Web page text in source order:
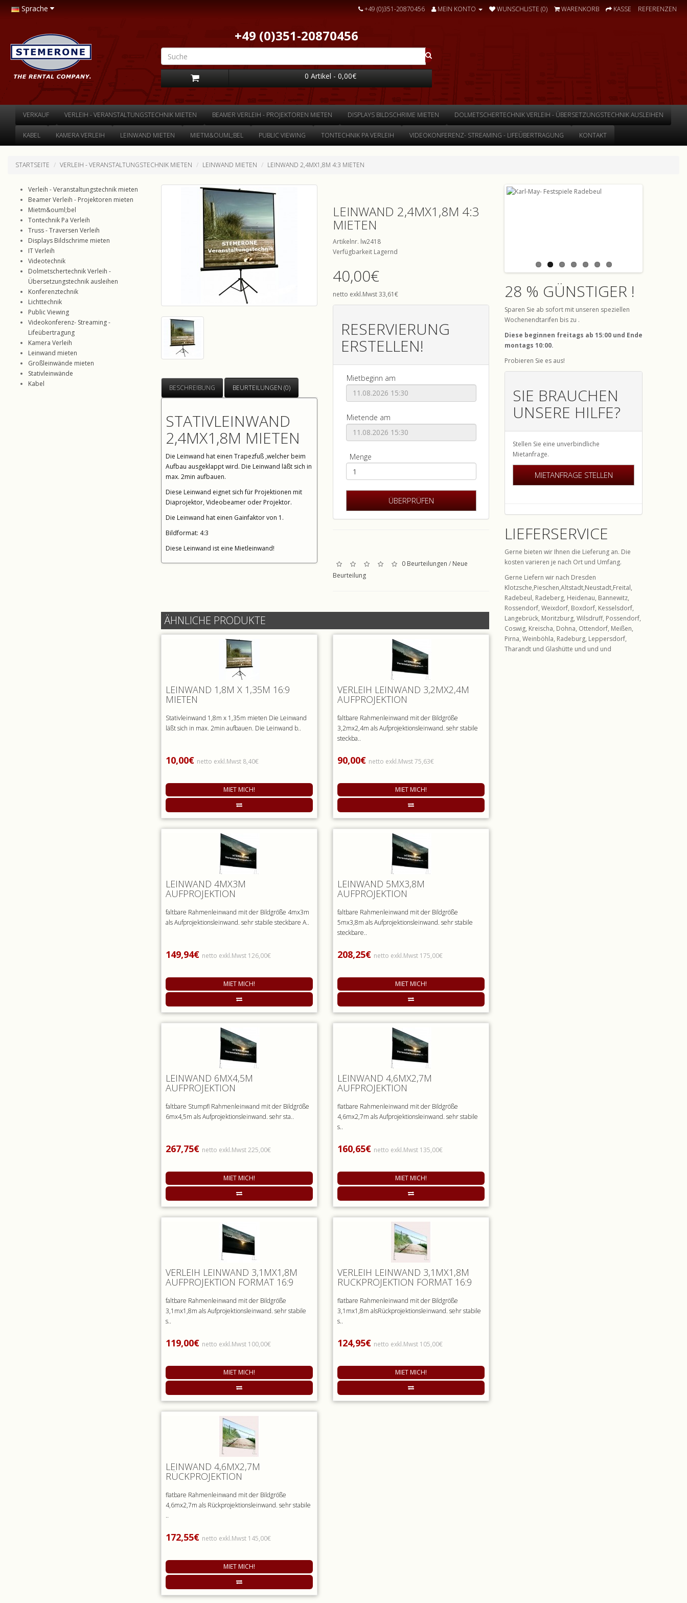
Sprache +49 (0)351-20870456 MEIN KONTO WUNSCHLISTE (0) WARENKORB KASSE REFERENZEN
+49 (0)351-20870456
0 Artikel - 0,00€
VERKAUF VERLEIH - VERANSTALTUNGSTECHNIK MIETEN BEAMER VERLEIH - PROJEKTOREN MIETEN DISPLAYS BILDSCHRIME MIETEN DOLMETSCHERTECHNIK VERLEIH - ÜBERSETZUNGSTECHNIK AUSLEIHEN
KABEL KAMERA VERLEIH LEINWAND MIETEN MIETM&OUML;BEL PUBLIC VIEWING TONTECHNIK PA VERLEIH VIDEOKONFERENZ- STREAMING - LIFEÜBERTRAGUNG KONTAKT
STARTSEITE VERLEIH - VERANSTALTUNGSTECHNIK MIETEN LEINWAND MIETEN LEINWAND 2,4MX1,8M 4:3 MIETEN
Verleih - Veranstaltungstechnik mieten
Beamer Verleih - Projektoren mieten
Mietm&ouml;bel
Tontechnik Pa Verleih
Truss - Traversen Verleih
Displays Bildschrime mieten
IT Verleih
Videotechnik
Dolmetschertechnik Verleih -
Übersetzungstechnik ausleihen
Konferenztechnik
Lichttechnik
Public Viewing
Videokonferenz- Streaming -
Lifeübertragung
Kamera Verleih
Leinwand mieten
Großleinwände mieten
Stativleinwände
Kabel
BESCHREIBUNG BEURTEILUNGEN (0)
STATIVLEINWAND
2,4MX1,8M MIETEN
Die Leinwand hat einen Trapezfuß ,welcher beim
Aufbau ausgeklappt wird. Die Leinwand läßt sich in
max. 2min aufbauen.
Diese Leinwand eignet sich für Projektionen mit
Diaprojektor, Videobeamer oder Projektor.
Die Leinwand hat einen Gainfaktor von 1.
Bildformat: 4:3
Diese Leinwand ist eine Mietleinwand!
LEINWAND 2,4MX1,8M 4:3
MIETEN
Artikelnr. lw2418
Verfügbarkeit Lagernd
40,00€
netto exkl.Mwst 33,61€
RESERVIERUNG
ERSTELLEN!
Mietbeginn am
Mietende am
Menge
0 Beurteilungen / Neue
Beurteilung
ÄHNLICHE PRODUKTE
LEINWAND 1,8M X 1,35M 16:9
MIETEN
Stativleinwand 1,8m x 1,35m mieten Die Leinwand
läßt sich in max. 2min aufbauen. Die Leinwand b..
10,00€ netto exkl.Mwst 8,40€
MIET MICH!
VERLEIH LEINWAND 3,2MX2,4M
AUFPROJEKTION
faltbare Rahmenleinwand mit der Bildgröße
3,2mx2,4m als Aufprojektionsleinwand. sehr stabile
steckba..
90,00€ netto exkl.Mwst 75,63€
MIET MICH!
LEINWAND 4MX3M
AUFPROJEKTION
faltbare Rahmenleinwand mit der Bildgröße 4mx3m
als Aufprojektionsleinwand. sehr stabile steckbare A..
149,94€ netto exkl.Mwst 126,00€
MIET MICH!
LEINWAND 5MX3,8M
AUFPROJEKTION
faltbare Rahmenleinwand mit der Bildgröße
5mx3,8m als Aufprojektionsleinwand. sehr stabile
steckbare..
208,25€ netto exkl.Mwst 175,00€
MIET MICH!
LEINWAND 6MX4,5M
AUFPROJEKTION
faltbare Stumpfl Rahmenleinwand mit der Bildgröße
6mx4,5m als Aufprojektionsleinwand. sehr sta..
267,75€ netto exkl.Mwst 225,00€
MIET MICH!
LEINWAND 4,6MX2,7M
AUFPROJEKTION
flatbare Rahmenleinwand mit der Bildgröße
4,6mx2,7m als Aufprojektionsleinwand. sehr stabile
s..
160,65€ netto exkl.Mwst 135,00€
MIET MICH!
VERLEIH LEINWAND 3,1MX1,8M
AUFPROJEKTION FORMAT 16:9
faltbare Rahmenleinwand mit der Bildgröße
3,1mx1,8m als Aufprojektionsleinwand. sehr stabile
s..
119,00€ netto exkl.Mwst 100,00€
MIET MICH!
VERLEIH LEINWAND 3,1MX1,8M
RÜCKPROJEKTION FORMAT 16:9
flatbare Rahmenleinwand mit der Bildgröße
3,1mx1,8m alsRückprojektionsleinwand. sehr stabile
s..
124,95€ netto exkl.Mwst 105,00€
MIET MICH!
LEINWAND 4,6MX2,7M
RÜCKPROJEKTION
flatbare Rahmenleinwand mit der Bildgröße
4,6mx2,7m als Rückprojektionsleinwand. sehr stabile
..
172,55€ netto exkl.Mwst 145,00€
MIET MICH!
28 % GÜNSTIGER !
Sparen Sie ab sofort mit unseren speziellen
Wochenendtarifen bis zu .
Diese beginnen freitags ab 15:00 und Ende
montags 10:00.
Probieren Sie es aus!
SIE BRAUCHEN
UNSERE HILFE?
Stellen Sie eine unverbindliche
Mietanfrage.
MIETANFRAGE STELLEN
LIEFERSERVICE
Gerne bieten wir Ihnen die Lieferung an. Die
kosten varieren je nach Ort und Umfang.
Gerne Liefern wir nach Dresden
Klotzsche,Pieschen,Altstadt,Neustadt,Freital,
Radebeul, Radeberg, Heidenau, Bannewitz,
Rossendorf, Weixdorf, Boxdorf, Kesselsdorf,
Langebrück, Moritzburg, Wilsdruff, Possendorf,
Coswig, Kreischa, Dohna, Ottendorf, Meißen,
Pirna, Weinböhla, Radeburg, Leppersdorf,
Tharandt und Glashütte und und und